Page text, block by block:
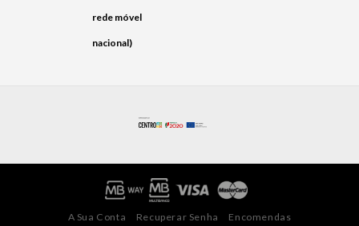
rede móvel
nacional)
A Sua Conta Recuperar Senha Encomendas